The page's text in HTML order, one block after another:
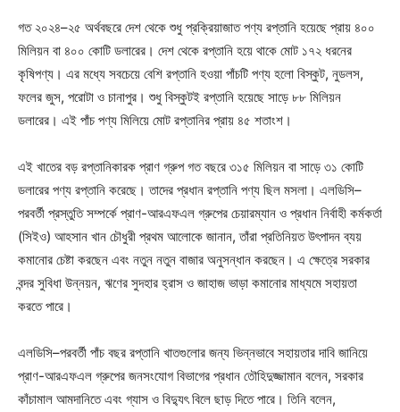
গত ২০২৪–২৫ অর্থবছরে দেশ থেকে শুধু প্রক্রিয়াজাত পণ্য রপ্তানি হয়েছে প্রায় ৪০০
মিলিয়ন বা ৪০০ কোটি ডলারের। দেশ থেকে রপ্তানি হয়ে থাকে মোট ১৭২ ধরনের
কৃষিপণ্য। এর মধ্যে সবচেয়ে বেশি রপ্তানি হওয়া পাঁচটি পণ্য হলো বিস্কুট, নুডলস,
ফলের জুস, পরোটা ও চানাপুর। শুধু বিস্কুটই রপ্তানি হয়েছে সাড়ে ৮৮ মিলিয়ন
ডলারের। এই পাঁচ পণ্য মিলিয়ে মোট রপ্তানির প্রায় ৪৫ শতাংশ।
এই খাতের বড় রপ্তানিকারক প্রাণ গ্রুপ গত বছরে ৩১৫ মিলিয়ন বা সাড়ে ৩১ কোটি
ডলারের পণ্য রপ্তানি করেছে। তাদের প্রধান রপ্তানি পণ্য ছিল মসলা। এলডিসি–
পরবর্তী প্রস্তুতি সম্পর্কে প্রাণ-আরএফএল গ্রুপের চেয়ারম্যান ও প্রধান নির্বাহী কর্মকর্তা
(সিইও) আহসান খান চৌধুরী প্রথম আলোকে জানান, তাঁরা প্রতিনিয়ত উৎপাদন ব্যয়
কমানোর চেষ্টা করছেন এবং নতুন নতুন বাজার অনুসন্ধান করছেন। এ ক্ষেত্রে সরকার
বন্দর সুবিধা উন্নয়ন, ঋণের সুদহার হ্রাস ও জাহাজ ভাড়া কমানোর মাধ্যমে সহায়তা
করতে পারে।
এলডিসি–পরবর্তী পাঁচ বছর রপ্তানি খাতগুলোর জন্য ভিন্নভাবে সহায়তার দাবি জানিয়ে
প্রাণ-আরএফএল গ্রুপের জনসংযোগ বিভাগের প্রধান তৌহিদুজ্জামান বলেন, সরকার
কাঁচামাল আমদানিতে এবং গ্যাস ও বিদ্যুৎ বিলে ছাড় দিতে পারে। তিনি বলেন,